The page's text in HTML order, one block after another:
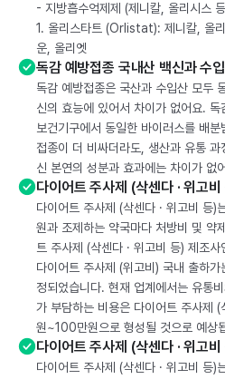
- 지방흡수억제제 (제니칼, 올리시스
1. 올리스타트 (Orlistat): 제니칼, 올
운, 올리엣
독감 예방접종 국내산 백신과 수
독감 예방접종은 국산과 수입산 모두
신의 효능에 있어서 차이가 없어요. 독
보건기구에서 동일한 바이러스를 배
접종이 더 비싸더라도, 생산과 유통
신 본연의 성분과 효과에는 차이가 없
다이어트 주사제 (삭센다 · 위고
다이어트 주사제 (삭센다 · 위고비 등)
원과 조제하는 약국마다 처방비 및 약
트 주사제 (삭센다 · 위고비 등) 제조
다이어트 주사제 (위고비) 국내 출하
정되었습니다. 현재 업계에서는 유통
가 부담하는 비용은 다이어트 주사제
원~100만원으로 형성될 것으로 예상
다이어트 주사제 (삭센다 · 위고
다이어트 주사제 (삭센다 · 위고비 등